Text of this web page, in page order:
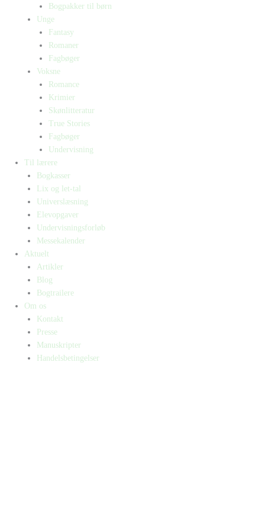
Bogpakker til børn
Unge
Fantasy
Romaner
Fagbøger
Voksne
Romance
Krimier
Skønlitteratur
True Stories
Fagbøger
Undervisning
Til lærere
Bogkasser
Lix og let-tal
Universlæsning
Elevopgaver
Undervisningsforløb
Messekalender
Aktuelt
Artikler
Blog
Bogtrailere
Om os
Kontakt
Presse
Manuskripter
Handelsbetingelser